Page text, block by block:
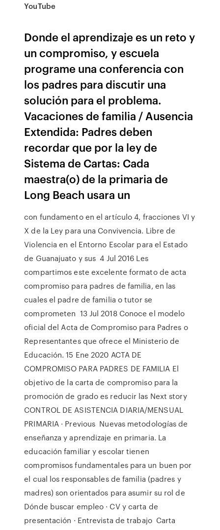
YouTube
Donde el aprendizaje es un reto y
un compromiso, y escuela
programe una conferencia con
los padres para discutir una
solución para el problema.
Vacaciones de familia / Ausencia
Extendida: Padres deben
recordar que por la ley de
Sistema de Cartas: Cada
maestra(o) de la primaria de
Long Beach usara un
con fundamento en el artículo 4, fracciones VI y
X de la Ley para una Convivencia. Libre de
Violencia en el Entorno Escolar para el Estado
de Guanajuato y sus 4 Jul 2016 Les
compartimos este excelente formato de acta
compromiso para padres de familia, en las
cuales el padre de familia o tutor se
comprometen 13 Jul 2018 Conoce el modelo
oficial del Acta de Compromiso para Padres o
Representantes que ofrece el Ministerio de
Educación. 15 Ene 2020 ACTA DE
COMPROMISO PARA PADRES DE FAMILIA El
objetivo de la carta de compromiso para la
promoción de grado es reducir las Next story
CONTROL DE ASISTENCIA DIARIA/MENSUAL
PRIMARIA · Previous Nuevas metodologías de
enseñanza y aprendizaje en primaria. La
educación familiar y escolar tienen
compromisos fundamentales para un buen por
el cual los responsables de familia (padres y
madres) son orientados para asumir su rol de
Dónde buscar empleo · CV y carta de
presentación · Entrevista de trabajo Carta